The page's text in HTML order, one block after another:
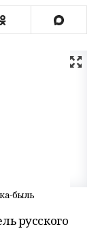
быль
русского